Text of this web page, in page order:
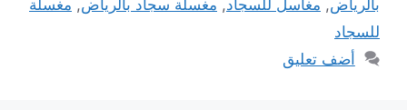
بالرياض, مغاسل للسجاد, مغسلة سجاد بالرياض, مغسلة
للسجاد
أضف تعليق